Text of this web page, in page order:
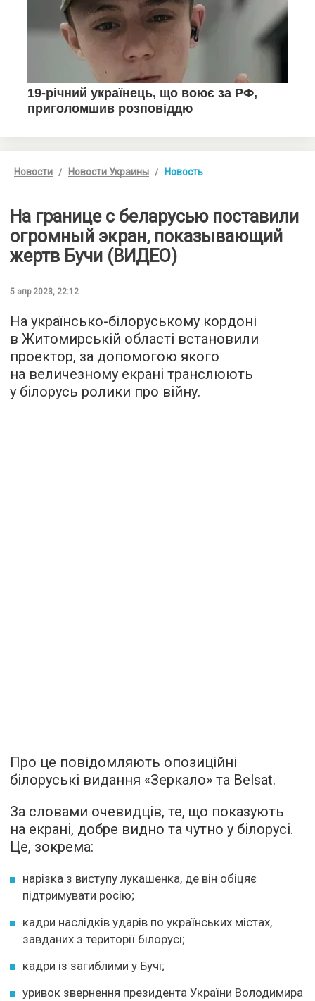
Новости Новости Украины Новость
На границе с беларусью поставили
огромный экран, показывающий
жертв Бучи (ВИДЕО)
5 апр 2023, 22:12
На українсько-білоруському кордоні
в Житомирській області встановили
проектор, за допомогою якого
на величезному екрані транслюють
у білорусь ролики про війну.
Про це повідомляють опозиційні
білоруські видання «Зеркало» та Belsat.
За словами очевидців, те, що показують
на екрані, добре видно та чутно у білорусі.
Це, зокрема:
нарізка з виступу лукашенка, де він обіцяє
підтримувати росію;
кадри наслідків ударів по українських містах,
завданих з території білорусі;
кадри із загиблими у Бучі;
уривок звернення президента України Володимира